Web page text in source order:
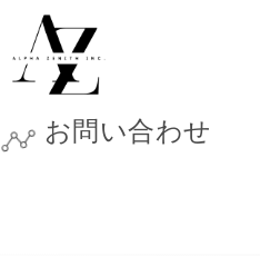
お問い合わせ